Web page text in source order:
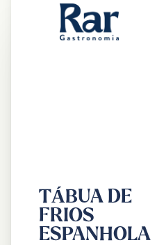
TÁBUA DE
FRIOS
ESPANHOLA